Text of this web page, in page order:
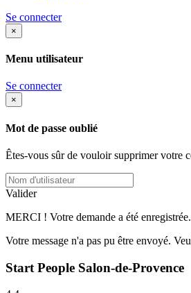
Se connecter
×
Menu utilisateur
Se connecter
×
Mot de passe oublié
Êtes-vous sûr de vouloir supprimer votre
Valider
MERCI ! Votre demande a été enregistrée.
Votre message n'a pas pu être envoyé.
Start People Salon-de-Provence